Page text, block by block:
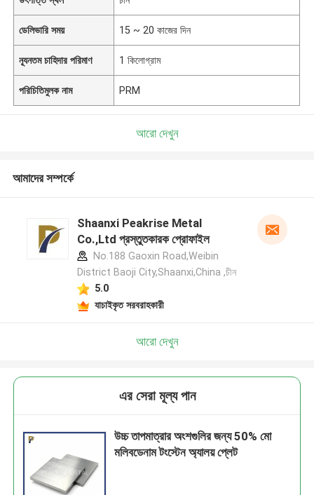
ডেলিভারি সময় 15 ~ 20 কাজের দিন
ন্যূনতম চাহিদার পরিমাণ 1 কিলোগ্রাম
পরিচিতিমুলক নাম PRM
আরো দেখুন
আমাদের সম্পর্কে
Shaanxi Peakrise Metal
Co.,Ltd প্রস্তুতকারক প্রোফাইল
No.188 Gaoxin Road,Weibin
District Baoji City,Shaanxi,China ,চীন
5.0
যাচাইকৃত সরবরাহকারী
আরো দেখুন
এর সেরা মূল্য পান
উচ্চ তাপমাত্রার অংশগুলির জন্য 50% মো
মলিবডেনাম টংস্টেন অ্যালয় প্লেট